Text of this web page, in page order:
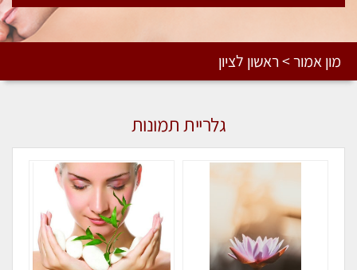
מון אמור > ראשון לציון
גלריית תמונות